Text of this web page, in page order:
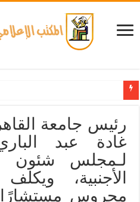
رئيس جامعة
غادة عبد الباري
لـمجلس شئون
الأجنبية،
محروس مستشارًا